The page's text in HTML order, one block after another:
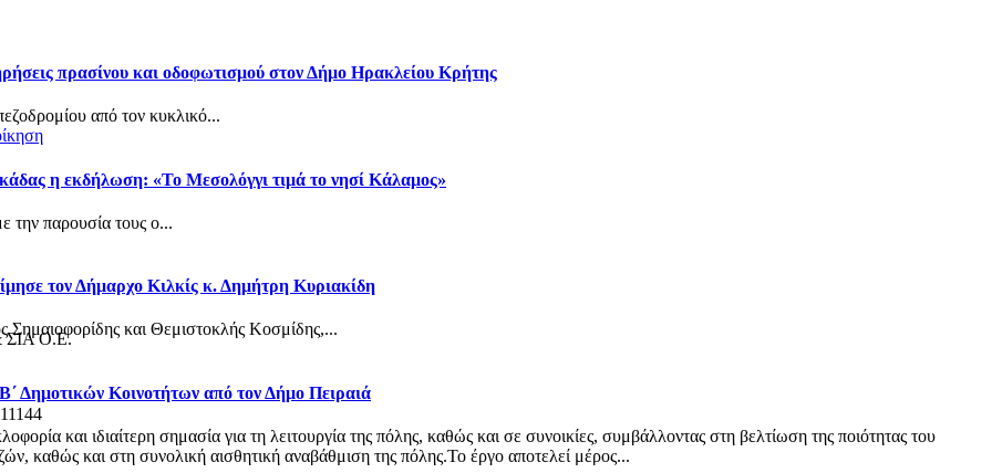
πρασίνου και οδοφωτισμού στον Δήμο Ηρακλείου Κρήτης
από τον κυκλικό...
η εκδήλωση: «Το Μεσολόγγι τιμά το νησί Κάλαμος»
την παρουσία τους ο...
τον Δήμαρχο Κιλκίς κ. Δημήτρη Κυριακίδη
Σημαιοφορίδης και Θεμιστοκλής Κοσμίδης,...
Δημοτικών Κοινοτήτων από τον Δήμο Πειραιά
και ιδιαίτερη σημασία για τη λειτουργία της πόλης, καθώς και σε συνοικίες, συμβάλλοντας στη βελτίωση της ποιότητας του
καθώς και στη συνολική αισθητική αναβάθμιση της πόλης.Το έργο αποτελεί μέρος...
ΣΙΑ Ο.Ε.